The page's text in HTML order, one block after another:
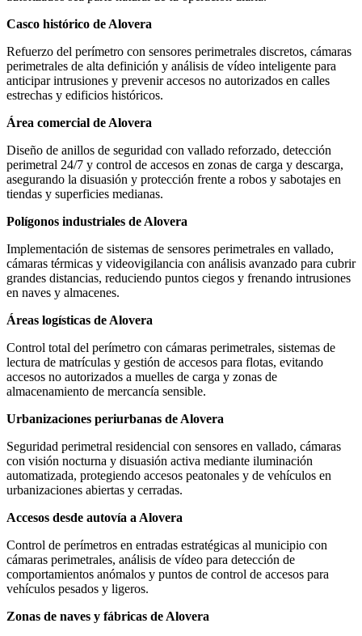
Casco histórico de Alovera
Refuerzo del perímetro con sensores perimetrales discretos, cámaras
perimetrales de alta definición y análisis de vídeo inteligente para
anticipar intrusiones y prevenir accesos no autorizados en calles
estrechas y edificios históricos.
Área comercial de Alovera
Diseño de anillos de seguridad con vallado reforzado, detección
perimetral 24/7 y control de accesos en zonas de carga y descarga,
asegurando la disuasión y protección frente a robos y sabotajes en
tiendas y superficies medianas.
Polígonos industriales de Alovera
Implementación de sistemas de sensores perimetrales en vallado,
cámaras térmicas y videovigilancia con análisis avanzado para cubrir
grandes distancias, reduciendo puntos ciegos y frenando intrusiones
en naves y almacenes.
Áreas logísticas de Alovera
Control total del perímetro con cámaras perimetrales, sistemas de
lectura de matrículas y gestión de accesos para flotas, evitando
accesos no autorizados a muelles de carga y zonas de
almacenamiento de mercancía sensible.
Urbanizaciones periurbanas de Alovera
Seguridad perimetral residencial con sensores en vallado, cámaras
con visión nocturna y disuasión activa mediante iluminación
automatizada, protegiendo accesos peatonales y de vehículos en
urbanizaciones abiertas y cerradas.
Accesos desde autovía a Alovera
Control de perímetros en entradas estratégicas al municipio con
cámaras perimetrales, análisis de vídeo para detección de
comportamientos anómalos y puntos de control de accesos para
vehículos pesados y ligeros.
Zonas de naves y fábricas de Alovera